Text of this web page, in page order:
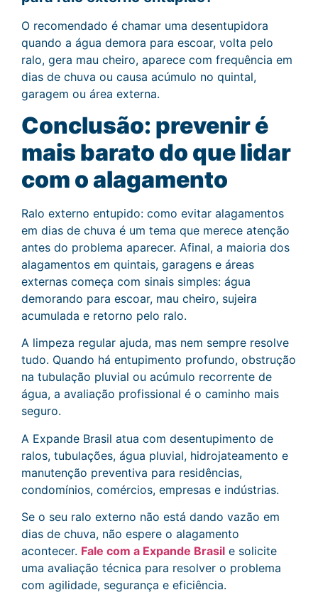
O recomendado é chamar uma desentupidora
quando a água demora para escoar, volta pelo
ralo, gera mau cheiro, aparece com frequência em
dias de chuva ou causa acúmulo no quintal,
garagem ou área externa.
Conclusão: prevenir é
mais barato do que lidar
com o alagamento
Ralo externo entupido: como evitar alagamentos
em dias de chuva é um tema que merece atenção
antes do problema aparecer. Afinal, a maioria dos
alagamentos em quintais, garagens e áreas
externas começa com sinais simples: água
demorando para escoar, mau cheiro, sujeira
acumulada e retorno pelo ralo.
A limpeza regular ajuda, mas nem sempre resolve
tudo. Quando há entupimento profundo, obstrução
na tubulação pluvial ou acúmulo recorrente de
água, a avaliação profissional é o caminho mais
seguro.
A Expande Brasil atua com desentupimento de
ralos, tubulações, água pluvial, hidrojateamento e
manutenção preventiva para residências,
condomínios, comércios, empresas e indústrias.
Se o seu ralo externo não está dando vazão em
dias de chuva, não espere o alagamento
acontecer. Fale com a Expande Brasil e solicite
uma avaliação técnica para resolver o problema
com agilidade, segurança e eficiência.